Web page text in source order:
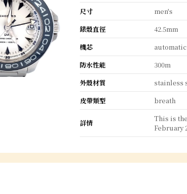
尺寸
men's
錶殼直徑
42.5mm
機芯
防水性能
300m
外殼材質
stainless
皮帶類型
breath
詳情
This is
February